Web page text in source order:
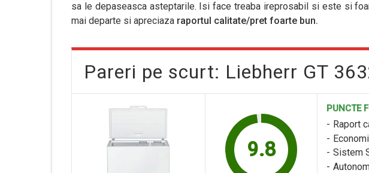
sa le depaseasca asteptarile. Isi face treaba ireprosabil si este si
mai departe si apreciaza raportul calitate/pret foarte bun.
Pareri pe scurt: Liebherr GT
9.8
PUNCTE
Raport
Sistem